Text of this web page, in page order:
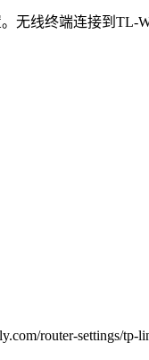
无线终端连接到TL-
router-settings/tp-